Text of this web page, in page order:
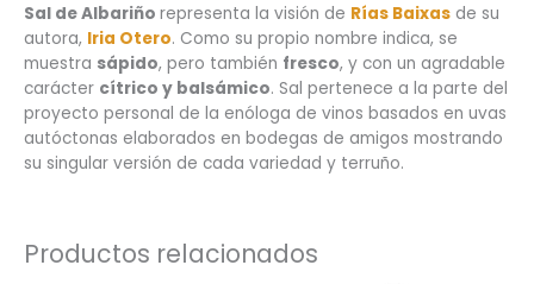
Sal de Albariño representa la visión de Rías Baixas de su
autora, Iria Otero. Como su propio nombre indica, se
muestra sápido, pero también fresco, y con un agradable
carácter cítrico y balsámico. Sal pertenece a la parte del
proyecto personal de la enóloga de vinos basados en uvas
autóctonas elaborados en bodegas de amigos mostrando
su singular versión de cada variedad y terruño.
Productos relacionados